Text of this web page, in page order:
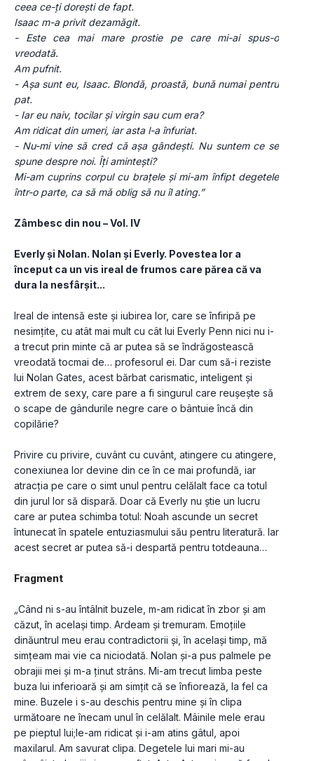
ceea ce-ți dorești de fapt.
Isaac m-a privit dezamăgit.
- Este cea mai mare prostie pe care mi-ai spus-o
vreodată.
Am pufnit.
- Așa sunt eu, Isaac. Blondă, proastă, bună numai pentru
pat.
- Iar eu naiv, tocilar și virgin sau cum era?
Am ridicat din umeri, iar asta l-a înfuriat.
- Nu-mi vine să cred că așa gândești. Nu suntem ce se
spune despre noi. Îți amintești?
Mi-am cuprins corpul cu brațele și mi-am înfipt degetele
într-o parte, ca să mă oblig să nu îl ating.”
Zâmbesc din nou – Vol. IV
Everly și Nolan. Nolan și Everly. Povestea lor a
început ca un vis ireal de frumos care părea că va
dura la nesfârșit...
Ireal de intensă este și iubirea lor, care se înfiripă pe
nesimțite, cu atât mai mult cu cât lui Everly Penn nici nu i-
a trecut prin minte că ar putea să se îndrăgostească
vreodată tocmai de… profesorul ei. Dar cum să-i reziste
lui Nolan Gates, acest bărbat carismatic, inteligent și
extrem de sexy, care pare a fi singurul care reușește să
o scape de gândurile negre care o bântuie încă din
copilărie?
Privire cu privire, cuvânt cu cuvânt, atingere cu atingere,
conexiunea lor devine din ce în ce mai profundă, iar
atracția pe care o simt unul pentru celălalt face ca totul
din jurul lor să dispară. Doar că Everly nu știe un lucru
care ar putea schimba totul: Noah ascunde un secret
întunecat în spatele entuziasmului său pentru literatură. Iar
acest secret ar putea să-i despartă pentru totdeauna…
Fragment
„Când ni s-au întâlnit buzele, m-am ridicat în zbor și am
căzut, în același timp. Ardeam și tremuram. Emoțiile
dinăuntrul meu erau contradictorii și, în același timp, mă
simțeam mai vie ca niciodată. Nolan și-a pus palmele pe
obrajii mei și m-a ținut strâns. Mi-am trecut limba peste
buza lui inferioară și am simțit că se înfiorează, la fel ca
mine. Buzele i s-au deschis pentru mine și în clipa
următoare ne înecam unul în celălalt. Mâinile mele erau
pe pieptul lui;le-am ridicat şi i-am atins gâtul, apoi
maxilarul. Am savurat clipa. Degetele lui mari mi-au